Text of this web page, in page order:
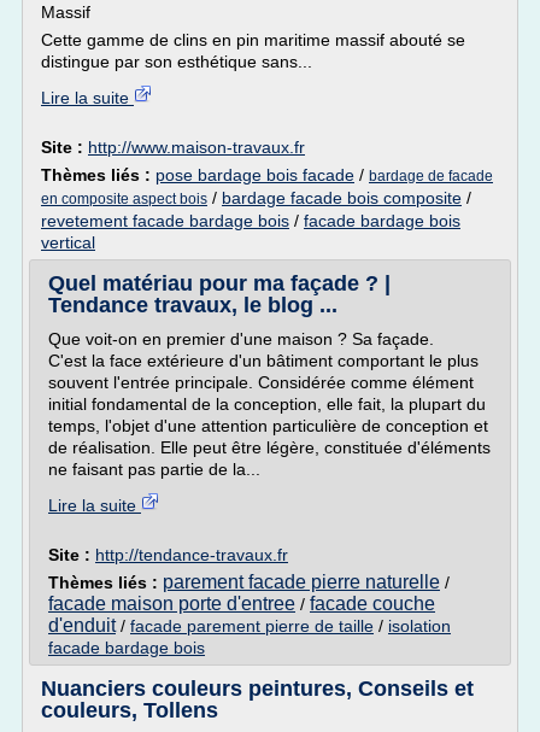
Massif
Cette gamme de clins en pin maritime massif abouté se
distingue par son esthétique sans...
Lire la suite
Site : http://www.maison-travaux.fr
Thèmes liés : pose bardage bois facade / bardage de facade
en composite aspect bois / bardage facade bois composite /
revetement facade bardage bois / facade bardage bois
vertical
Quel matériau pour ma façade ? |
Tendance travaux, le blog ...
Que voit-on en premier d'une maison ? Sa façade.
C'est la face extérieure d'un bâtiment comportant le plus
souvent l'entrée principale. Considérée comme élément
initial fondamental de la conception, elle fait, la plupart du
temps, l'objet d'une attention particulière de conception et
de réalisation. Elle peut être légère, constituée d'éléments
ne faisant pas partie de la...
Lire la suite
Site : http://tendance-travaux.fr
Thèmes liés : parement facade pierre naturelle /
facade maison porte d'entree / facade couche
d'enduit/ facade parement pierre de taille / isolation
facade bardage bois
Nuanciers couleurs peintures, Conseils et
couleurs, Tollens